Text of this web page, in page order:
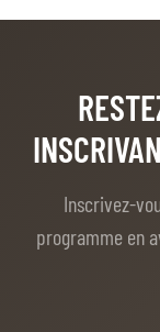
Inscrivez-
programme en